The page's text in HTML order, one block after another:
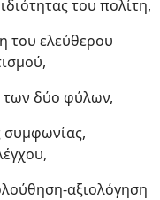
του πολίτη,
του ελεύθερου
των δύο φύλων,
συμφωνίας,
αξιολόγηση